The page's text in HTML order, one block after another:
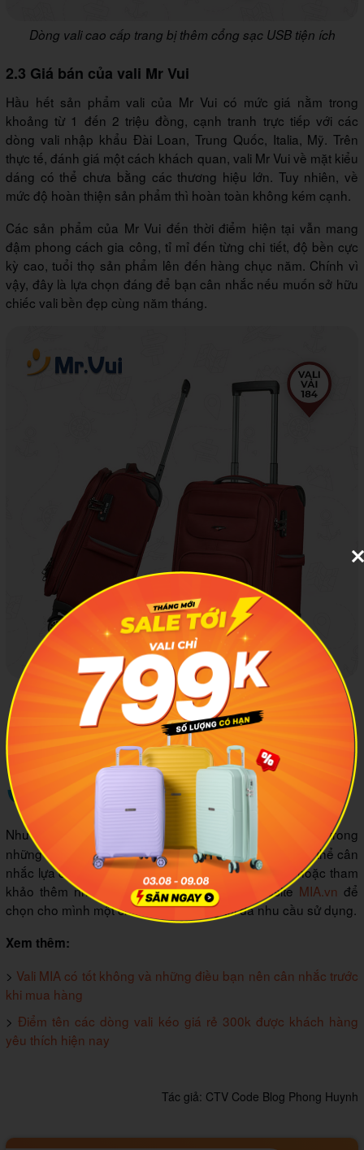
Dòng vali cao cấp trang bị thêm cổng sạc USB tiện ích
2.3 Giá bán của vali Mr Vui
Hầu hết sản phẩm vali của Mr Vui có mức giá nằm trong
khoảng từ 1 đến 2 triệu đồng, cạnh tranh trực tiếp với các
dòng vali nhập khẩu Đài Loan, Trung Quốc, Italia, Mỹ. Trên
thực tế, đánh giá một cách khách quan, vali Mr Vui về mặt kiểu
dáng có thể chưa bằng các thương hiệu lớn. Tuy nhiên, về
mức độ hoàn thiện sản phẩm thì hoàn toàn không kém cạnh.
Các sản phẩm của Mr Vui đến thời điểm hiện tại vẫn mang
đậm phong cách gia công, tỉ mỉ đến từng chi tiết, độ bền cực
kỳ cao, tuổi thọ sản phẩm lên đến hàng chục năm. Chính vì
vậy, đây là lựa chọn đáng để bạn cân nhắc nếu muốn sở hữu
chiếc vali bền đẹp cùng năm tháng.
Giá bán của vali Mr Vui tương xứng với chất lượng và độ
bền
3 Kết luận
Như vậy có thể nói, vali Mr Vui hiện nay đang là một trong
những dòng vali nội địa có chất lượng tốt nhất. Bạn có thể cân
nhắc lựa chọn các sản phẩm của thương hiệu này hoặc tham
khảo thêm những dòng vali đa dạng tại website MIA.vn để
chọn cho mình một chiếc vali đáp ứng tối đa nhu cầu sử dụng.
Xem thêm:
> Vali MIA có tốt không và những điều bạn nên cân nhắc trước
khi mua hàng
>Điểm tên các dòng vali kéo giá rẻ 300k được khách hàng
yêu thích hiện nay
Tác giả: CTV Code Blog Phong Huynh